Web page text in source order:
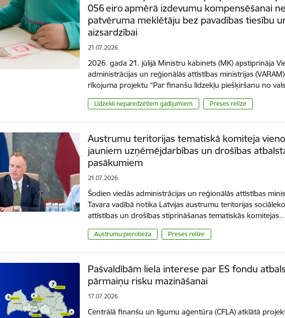
056 eiro apmērā izdevumu kompensēšanai
patvēruma meklētāju bez pavadības tiesību
aizsardzībai
21.07.2026.
2026. gada 21. jūlijā Ministru kabinets (MK) apstiprināja
administrācijas un reģionālās attīstības ministrijas
rīkojuma projektu “Par finanšu līdzekļu piešķiršanu no
Līdzekli neparedzētiem gadījumiem Preses relīze
Austrumu teritorijas tematiskā komiteja
jauniem uzņēmējdarbības un drošības
pasākumiem
21.07.2026.
Šodien viedās administrācijas un reģionālās attīstības
Tavara vadībā notika Latvijas austrumu teritorijas
attīstības un drošības stiprināšanas tematiskās komitejas…
Austrumu pierobeža Preses relīze
Pašvaldībām liela interese par ES fondu
pārmaiņu risku mazināšanai
17.07.2026.
Centrālā finanšu un līgumu aģentūra (CFLA) atklātā